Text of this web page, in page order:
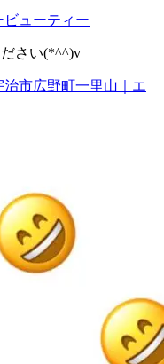
ューティー
さい(*^^)v
市広野町一里山｜エ